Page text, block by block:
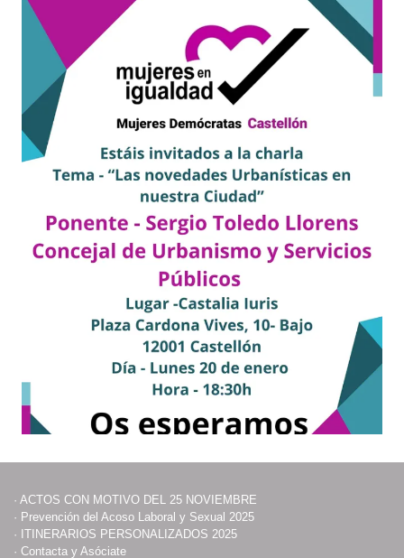
· ACTOS CON MOTIVO DEL 25 NOVIEMBRE
· Prevención del Acoso Laboral y Sexual 2025
· ITINERARIOS PERSONALIZADOS 2025
· Contacta y Asóciate